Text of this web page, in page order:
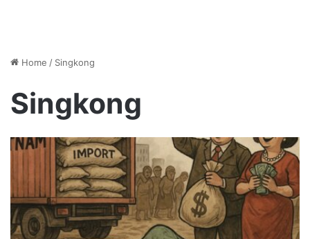
Home / Singkong
Singkong